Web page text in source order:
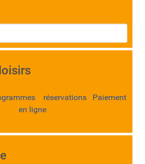
réservations Paiement
en ligne